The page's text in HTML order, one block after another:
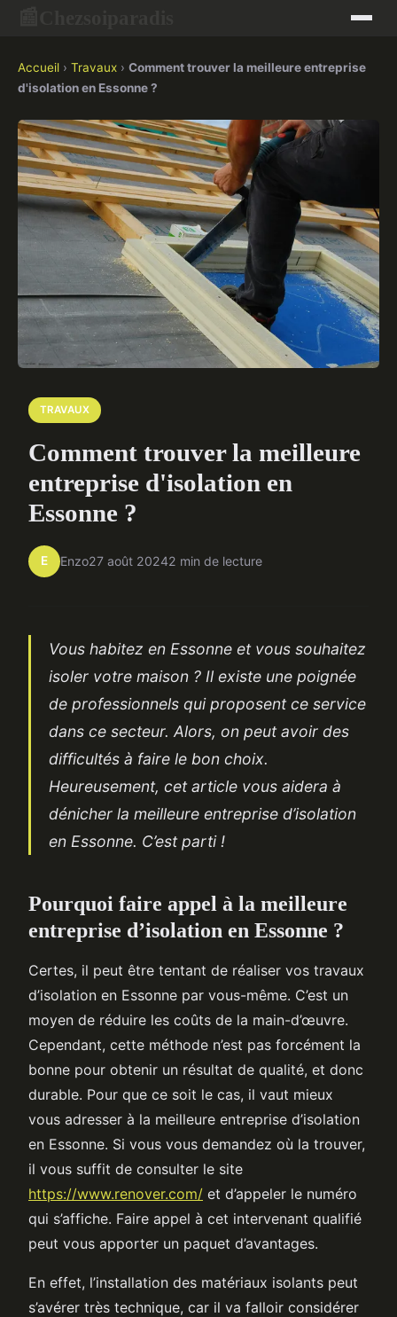
Accueil › Travaux › Comment trouver la meilleure entreprise
d'isolation en Essonne ?
TRAVAUX
Comment trouver la meilleure
entreprise d'isolation en
Essonne ?
E Enzo27 août 20242 min de lecture
Vous habitez en Essonne et vous souhaitez
isoler votre maison ? Il existe une poignée
de professionnels qui proposent ce service
dans ce secteur. Alors, on peut avoir des
difficultés à faire le bon choix.
Heureusement, cet article vous aidera à
dénicher la meilleure entreprise d’isolation
en Essonne. C’est parti !
Pourquoi faire appel à la meilleure
entreprise d’isolation en Essonne ?
Certes, il peut être tentant de réaliser vos travaux
d’isolation en Essonne par vous-même. C’est un
moyen de réduire les coûts de la main-d’œuvre.
Cependant, cette méthode n’est pas forcément la
bonne pour obtenir un résultat de qualité, et donc
durable. Pour que ce soit le cas, il vaut mieux
vous adresser à la meilleure entreprise d’isolation
en Essonne. Si vous vous demandez où la trouver,
il vous suffit de consulter le site
https://www.renover.com/ et d’appeler le numéro
qui s’affiche. Faire appel à cet intervenant qualifié
peut vous apporter un paquet d’avantages.
En effet, l’installation des matériaux isolants peut
s’avérer très technique, car il va falloir considérer